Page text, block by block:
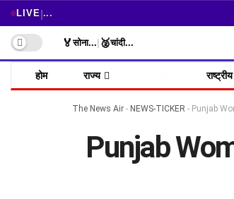
LIVE|...
🏅सोना... 🥈चांदी...
होम राज्य राष्ट्रीय
The News Air - NEWS-TICKER - Punjab
Punjab